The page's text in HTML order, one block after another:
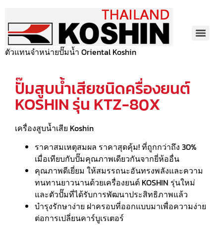
ตัวแทนจำหน่ายปั๊มน้ำ Oriental Koshin
ปั๊มสูบน้ำเสียชนิดครื่องยนต์
KOSHIN รุ่น KTZ-80X
เครื่องสูบน้ำเสีย Koshin
ราคาสมเหตุสมผล ราคาสุดคุ้ม! ที่ถูกกว่าถึง 30%
เมื่อเทียบกับปั๊มคุณภาพเดียวกันจากยี่ห้ออื่น
คุณภาพดีเยี่ยม ให้สมรรถนะอันทรงพลังและความ
ทนทานยาวนานด้วยเครื่องยนต์ KOSHIN รุ่นใหม่
และตัวปั๊มที่ได้รับการพัฒนาประสิทธิภาพแล้ว
บำรุงรักษาง่าย ฝาครอบที่ออกแบบมาเพื่อความง่าย
ต่อการเปลี่ยนคาร์บูเรเตอร์